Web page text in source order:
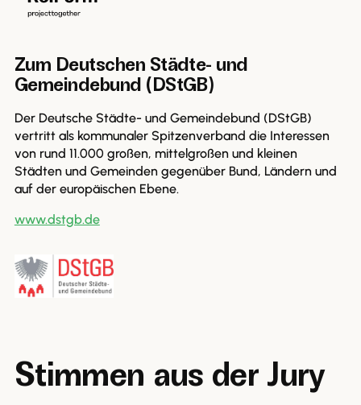
Zum Deutschen Städte- und
Gemeindebund (DStGB)
Der Deutsche Städte- und Gemeindebund (DStGB)
vertritt als kommunaler Spitzenverband die Interessen
von rund 11.000 großen, mittelgroßen und kleinen
Städten und Gemeinden gegenüber Bund, Ländern und
auf der europäischen Ebene.
www.dstgb.de
Stimmen aus der Jury